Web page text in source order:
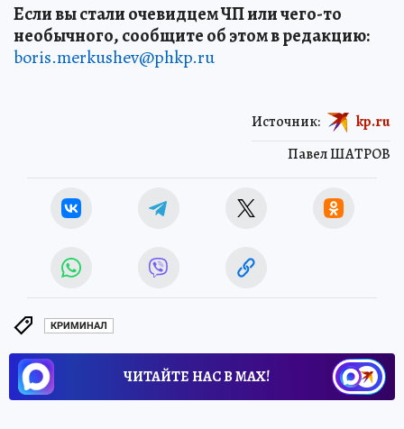
Если вы стали очевидцем ЧП или чего-то
необычного, сообщите об этом в редакцию:
boris.merkushev@phkp.ru
Павел ШАТРОВ
Источник: kp.ru
КРИМИНАЛ
ЧИТАЙТЕ НАС В МАХ!